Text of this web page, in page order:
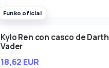
Funko oficial
Kylo Ren con casco de Darth
Vader
18,62 EUR